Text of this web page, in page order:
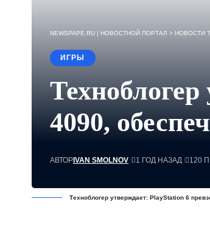
NEWSPAPE.RU | НОВОСТНОЙ ПОРТАЛ > НОВОСТИ
ИГРЫ
4090,
АВТОР IVAN SMOLNOV 1 ГОД НАЗАД 120
Техноблогер утверждает: PlayStation 6